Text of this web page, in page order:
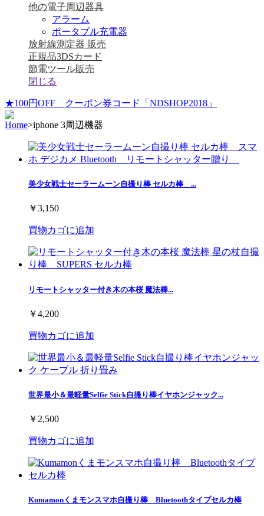
他の電子周辺器具
アラーム
ポータブル充電器
放射線測定器 販売
正規品3DSカード
節電ツール販売
閉じる
★100円OFF クーポン券コード「NDSHOP2018」
Home>iphone 3周辺機器
美少女戦士セーラームーン自撮り棒 セルカ棒 ...
￥3,150
買物カゴに追加
リモートシャッター付き木の本桜 魔法棒...
￥4,200
買物カゴに追加
世界最小＆最軽量Selfie Stick自撮り棒イヤホンジャック...
￥2,500
買物カゴに追加
Kumamonくまモンスマホ自撮り棒 Bluetoothタイプセルカ棒